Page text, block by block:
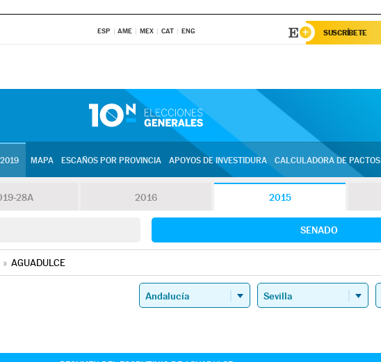
ESP AME MEX CAT ENG SUSCRÍBETE
2019 MAPA ESCAÑOS POR PROVINCIA APOYOS DE INVESTIDURA CALCULADORA DE PACTOS
28A 2016 2015
SENADO
» AGUADULCE